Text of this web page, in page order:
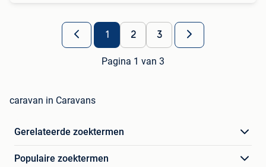
1 2 3
Pagina 1 van 3
caravan in Caravans
Gerelateerde zoektermen
Populaire zoektermen